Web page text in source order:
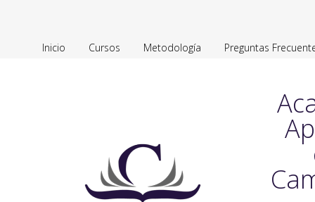
Inicio Cursos Metodología Preguntas